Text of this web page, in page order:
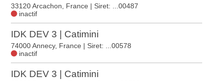
33120 Arcachon, France | Siret: ...00487
inactif
IDK DEV 3 | Catimini
74000 Annecy, France | Siret: ...00578
inactif
IDK DEV 3 | Catimini